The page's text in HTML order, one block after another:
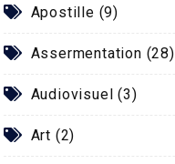
Apostille (9)
Assermentation (28)
Audiovisuel (3)
Art (2)